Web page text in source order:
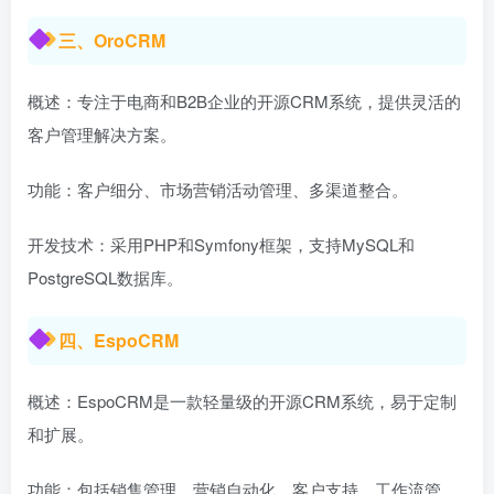
三、OroCRM
概述：专注于电商和B2B企业的开源CRM系统，提供灵活的
客户管理解决方案。
功能：客户细分、市场营销活动管理、多渠道整合。
开发技术：采用PHP和Symfony框架，支持MySQL和
PostgreSQL数据库。
四、EspoCRM
概述：EspoCRM是一款轻量级的开源CRM系统，易于定制
和扩展。
功能：包括销售管理、营销自动化、客户支持、工作流管